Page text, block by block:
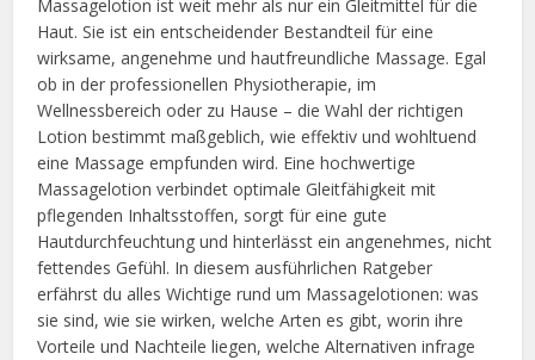
Massagelotion ist weit mehr als nur ein Gleitmittel für die
Haut. Sie ist ein entscheidender Bestandteil für eine
wirksame, angenehme und hautfreundliche Massage. Egal
ob in der professionellen Physiotherapie, im
Wellnessbereich oder zu Hause – die Wahl der richtigen
Lotion bestimmt maßgeblich, wie effektiv und wohltuend
eine Massage empfunden wird. Eine hochwertige
Massagelotion verbindet optimale Gleitfähigkeit mit
pflegenden Inhaltsstoffen, sorgt für eine gute
Hautdurchfeuchtung und hinterlässt ein angenehmes, nicht
fettendes Gefühl. In diesem ausführlichen Ratgeber
erfährst du alles Wichtige rund um Massagelotionen: was
sie sind, wie sie wirken, welche Arten es gibt, worin ihre
Vorteile und Nachteile liegen, welche Alternativen infrage